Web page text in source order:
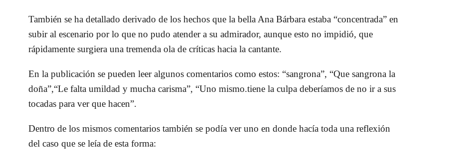
También se ha detallado derivado de los hechos que la bella Ana Bárbara estaba “concentrada” en
subir al escenario por lo que no pudo atender a su admirador, aunque esto no impidió, que
rápidamente surgiera una tremenda ola de críticas hacia la cantante.
En la publicación se pueden leer algunos comentarios como estos: “sangrona”, “Que sangrona la
doña”,“Le falta umildad y mucha carisma”, “Uno mismo.tiene la culpa deberíamos de no ir a sus
tocadas para ver que hacen”.
Dentro de los mismos comentarios también se podía ver uno en donde hacía toda una reflexión
del caso que se leía de esta forma: